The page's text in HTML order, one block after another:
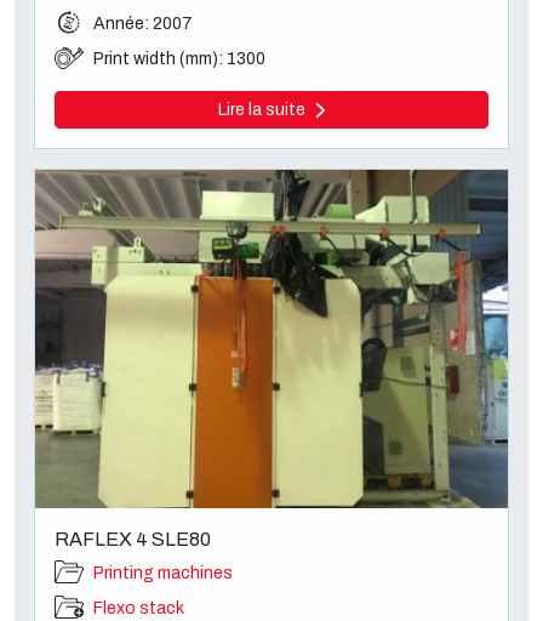
Année: 2007
Print width (mm): 1300
Lire la suite
RAFLEX 4 SLE80
Printing machines
Flexo stack